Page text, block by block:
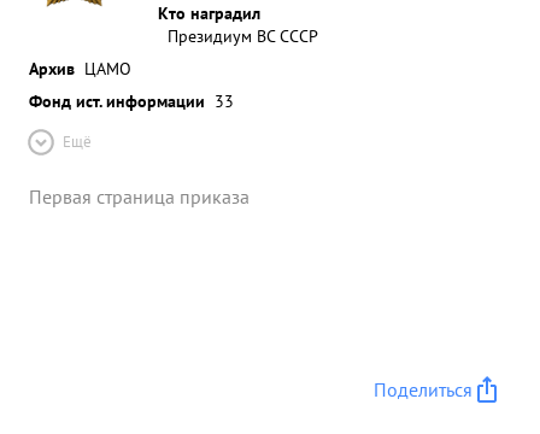
Кто наградил
Президиум ВС СССР
Архив ЦАМО
Фонд ист. информации 33
Ещё
Первая страница приказа
Поделиться